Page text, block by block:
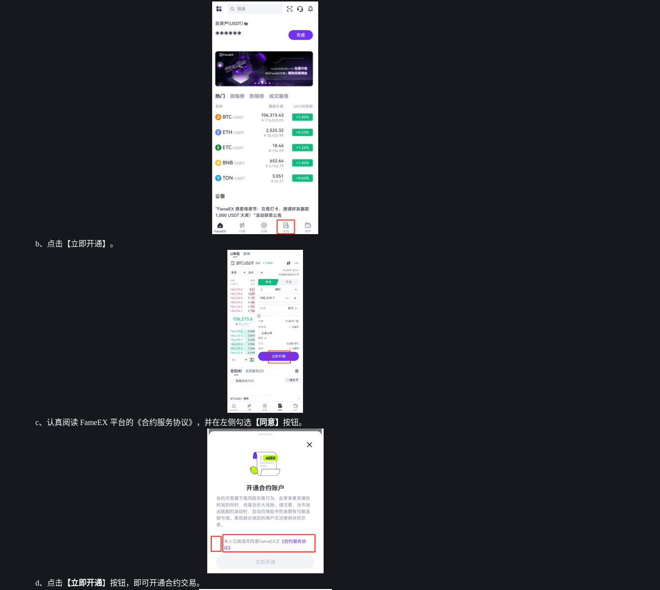
b、点击【立即开通】。
c、认真阅读 FameEX 平台的《合约服务协议》，并在左侧勾选 【同意】 按钮。
d、点击 【立即开通】按钮，即可开通合约交易。